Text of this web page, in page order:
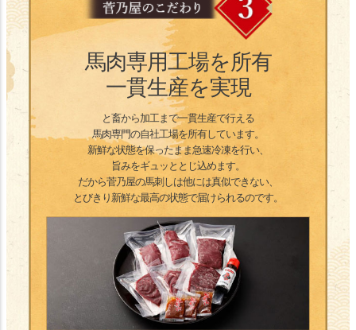
馬肉専用工場を所有
一貫生産を実現
と畜から加工まで一貫生産で行える
馬肉専門の自社工場を所有しています。
新鮮な状態を保ったまま急速冷凍を行い、
旨みをギュッととじ込めます。
だから菅乃屋の馬刺しは他には真似できない、
とびきり新鮮な最高の状態で届けられるのです。